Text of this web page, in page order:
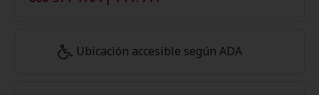
Ubicación accesible según ADA